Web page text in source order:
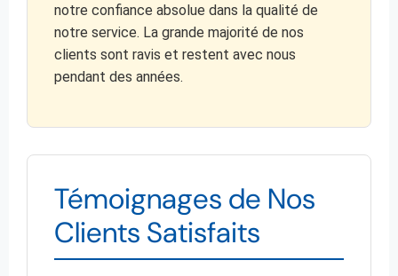
notre confiance absolue dans la qualité de
notre service. La grande majorité de nos
clients sont ravis et restent avec nous
pendant des années.
Témoignages de Nos
Clients Satisfaits